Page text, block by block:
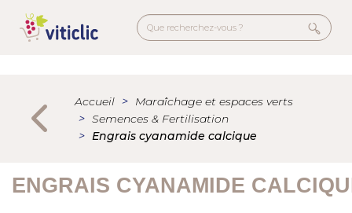
contenu
Accueil
Maraîchage et espaces verts
Semences & Fertilisation
Engrais cyanamide calcique
ENGRAIS CYANAMIDE